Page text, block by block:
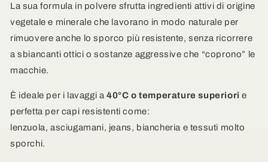
Lavanda
-
efficace
contro
lo
sporco
ostinato
Lavanda
-
efficace
contro
ostinato
La sua formula in polvere sfrutta ingredienti attivi di origine
vegetale e minerale che lavorano in modo naturale per
rimuovere anche lo sporco più resistente, senza ricorrere
a sbiancanti ottici o sostanze aggressive che “coprono” le
macchie.
È ideale per i lavaggi a 40°C o temperature superiori e
perfetta per capi resistenti come:
lenzuola, asciugamani, jeans, biancheria e tessuti molto
sporchi.